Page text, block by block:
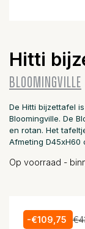
Hitti
BLOOMINGVILLE
De Hitti bijzettafel
Bloomingville. De
en rotan. Het
Afmeting D45xH60
Op voorraad -
-€109,75